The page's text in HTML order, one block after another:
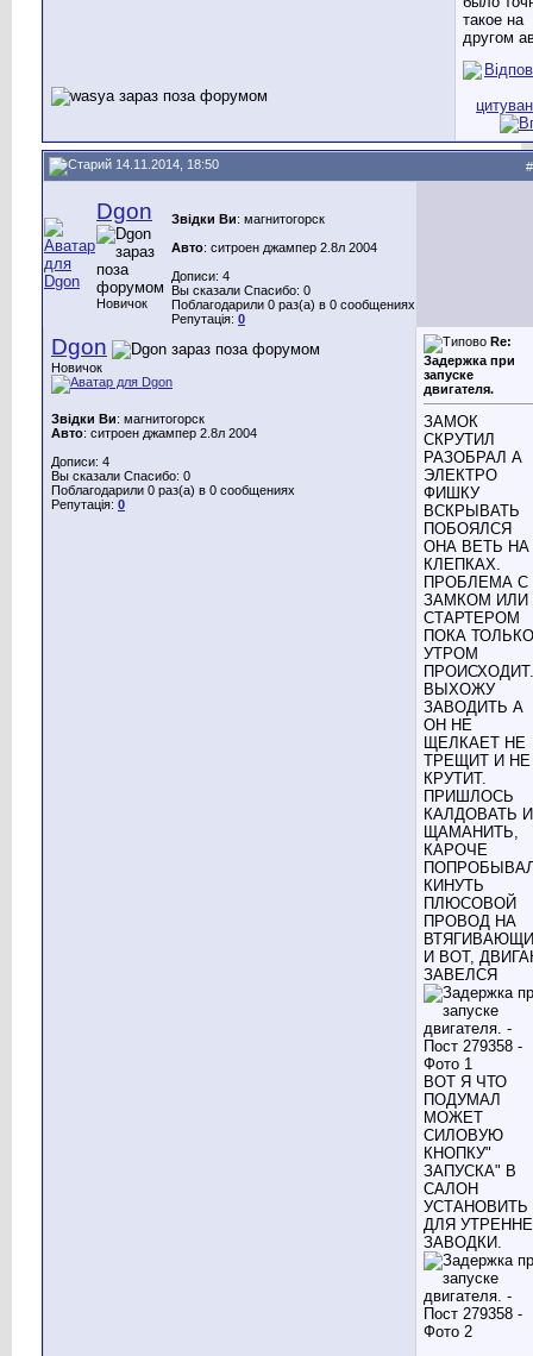
такое на
другом
14.11.2014, 18:50 #
Dgon
Новичок
Звідки Ви: магнитогорск
Авто: ситроен джампер 2.8л 2004
Дописи: 4
Вы сказали Спасибо: 0
Поблагодарили 0 раз(а) в 0 сообщениях
Репутація: 0
Dgon
Новичок
Звідки Ви: магнитогорск
Авто: ситроен джампер 2.8л 2004
Дописи: 4
Вы сказали Спасибо: 0
Поблагодарили 0 раз(а) в 0 сообщениях
Репутація: 0
Re:
Задержка при
запуске
двигателя.
ЗАМОК
СКРУТИЛ
РАЗОБРАЛ А
ЭЛЕКТРО
ФИШКУ
ВСКРЫВАТЬ
ПОБОЯЛСЯ
ОНА ВЕТЬ НА
КЛЕПКАХ.
ПРОБЛЕМА С
ЗАМКОМ ИЛИ
СТАРТЕРОМ
ПОКА ТОЛЬКО
УТРОМ
ПРОИСХОДИТ.
ВЫХОЖУ
ЗАВОДИТЬ А
ОН НЕ
ЩЕЛКАЕТ НЕ
ТРЕЩИТ И НЕ
КРУТИТ.
ПРИШЛОСЬ
КАЛДОВАТЬ И
ЩАМАНИТЬ,
КАРОЧЕ
КИНУТЬ
ПЛЮСОВОЙ
ПРОВОД НА
И ВОТ,
ЗАВЕЛСЯ
ВОТ Я ЧТО
ПОДУМАЛ
МОЖЕТ
СИЛОВУЮ
КНОПКУ"
ЗАПУСКА" В
САЛОН
УСТАНОВИТЬ
ДЛЯ
ЗАВОДКИ.